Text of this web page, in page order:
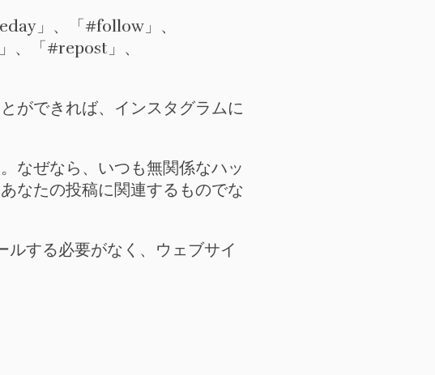
」、「#follow」、
「#repost」、
ができれば、インスタグラムに
なぜなら、いつも無関係なハッ
なたの投稿に関連するものでな
する必要がなく、ウェブサイ